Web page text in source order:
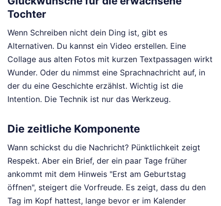
Tochter
Wenn Schreiben nicht dein Ding ist, gibt es
Alternativen. Du kannst ein Video erstellen. Eine
Collage aus alten Fotos mit kurzen Textpassagen wirkt
Wunder. Oder du nimmst eine Sprachnachricht auf, in
der du eine Geschichte erzählst. Wichtig ist die
Intention. Die Technik ist nur das Werkzeug.
Die zeitliche Komponente
Wann schickst du die Nachricht? Pünktlichkeit zeigt
Respekt. Aber ein Brief, der ein paar Tage früher
ankommt mit dem Hinweis "Erst am Geburtstag
öffnen", steigert die Vorfreude. Es zeigt, dass du den
Tag im Kopf hattest, lange bevor er im Kalender